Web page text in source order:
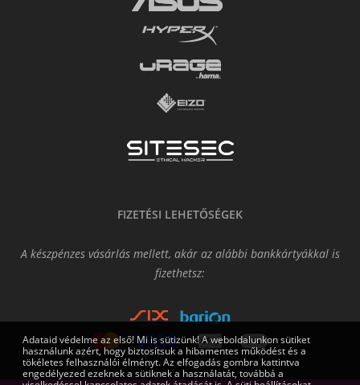
FIZETÉSI LEHETŐSÉGEK
A készpénzes vásárlás mellett, akár az alábbi bankkártyákkal is
fizethetsz:
Adataid védelme az első! Mi is sütizünk! A weboldalunkon sütiket
használunk azért, hogy biztosítsuk a hibamentes működést és a
tökéletes felhasználói élményt. Az elfogadás gombra kattintva
engedélyezed ezeknek a sütiknek a használatát, továbbá a